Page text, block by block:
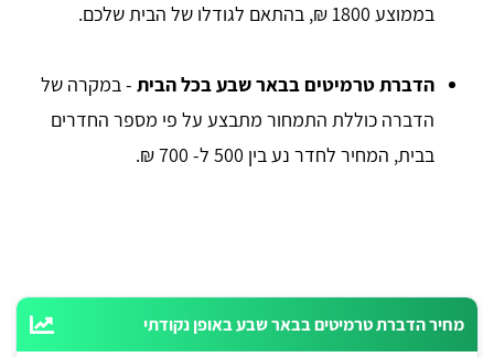
בממוצע 1800 ₪, בהתאם לגודלו של הבית שלכם.
הדברת טרמיטים בבאר שבע בכל הבית - במקרה של
הדברה כוללת התמחור מתבצע על פי מספר החדרים
בבית, המחיר לחדר נע בין 500 ל- 700 ₪.
מחיר הדברת טרמיטים בבאר שבע באופן נקודתי